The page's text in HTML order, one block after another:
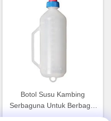
Botol Susu Kambing
Serbaguna Untuk Berbagai
Ras dan Usia Kambing